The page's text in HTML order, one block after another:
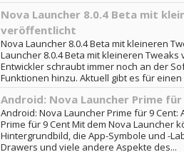
Nova Launcher 8.0.4 Beta mit
veröffentlicht
Nova Launcher 8.0.4 Beta mit kleineren
Launcher 8.0.4 Beta mit kleineren
Entwickler schraubt immer noch an der
Funktionen hinzu. Aktuell gibt es für
Android: Nova Launcher Prime für
Android: Nova Launcher Prime für 9 Cent:
Prime für 9 Cent Mit dem Nova Launcher
Hintergrundbild, die App-Symbole und -
Drawers und viele andere Aspekte des...